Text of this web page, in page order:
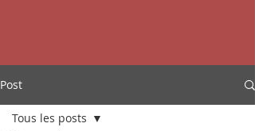
Post
Tous les posts